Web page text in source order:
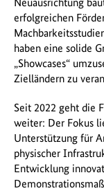
erfolgreichen
haben eine solide
„Showcases“
Zielländern zu
Seit 2022 geht die
weiter: Der Fokus
Unterstützung für
physischer
Entwicklung